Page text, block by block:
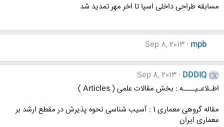
مسابقه طراحی داخلی اسپا تا اخر مهر تمدید شد
mpb
Sep 8, 2013
DDDIQ
Sep 8, 2013
اطـلاعـیــــه : بخش مقالات علمی ( Articles )
مقاله گروهی معماری 1 : آسیب شناسی نحوه پذیرش در مقطع ارشد بر
معماری ایران